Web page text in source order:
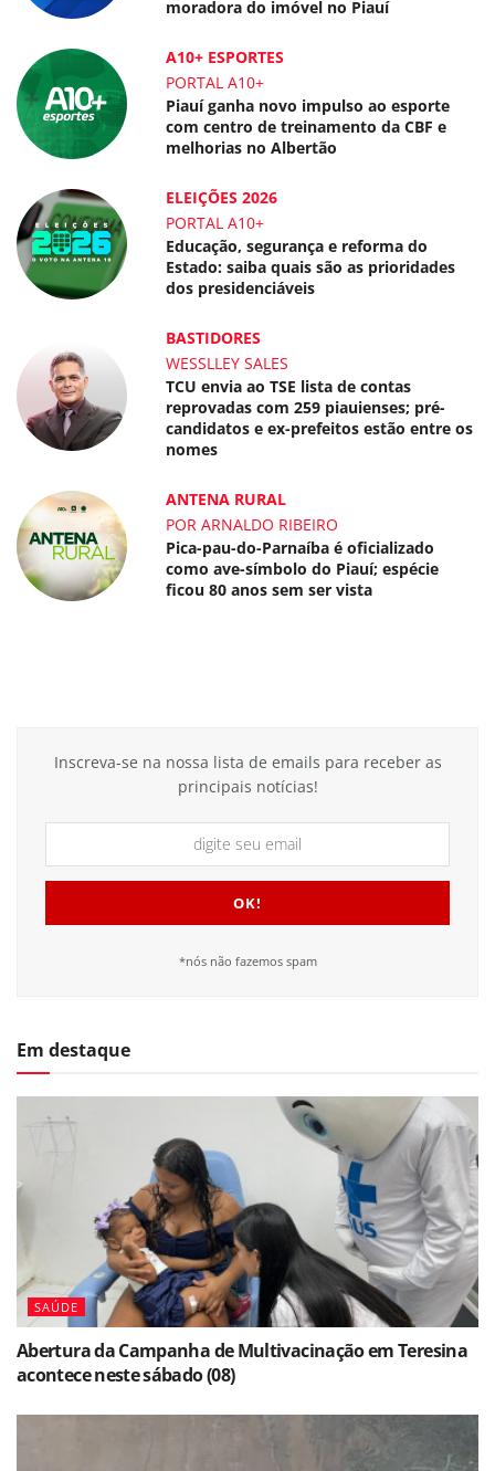
moradora do imóvel no Piauí
A10+ ESPORTES
PORTAL A10+
Piauí ganha novo impulso ao esporte
com centro de treinamento da CBF e
melhorias no Albertão
ELEIÇÕES 2026
PORTAL A10+
Educação, segurança e reforma do
Estado: saiba quais são as prioridades
dos presidenciáveis
BASTIDORES
WESSLLEY SALES
TCU envia ao TSE lista de contas
reprovadas com 259 piauienses; pré-
candidatos e ex-prefeitos estão entre os
nomes
ANTENA RURAL
POR ARNALDO RIBEIRO
Pica-pau-do-Parnaíba é oficializado
como ave-símbolo do Piauí; espécie
ficou 80 anos sem ser vista
Inscreva-se na nossa lista de emails para receber as
principais notícias!
*nós não fazemos spam
Em destaque
SAÚDE
Abertura da Campanha de Multivacinação em Teresina
acontece neste sábado (08)